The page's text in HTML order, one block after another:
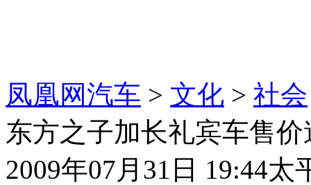
凤凰网汽车 > 文化 > 社会
东方之子加长礼宾车售
2009年07月31日 19:44太